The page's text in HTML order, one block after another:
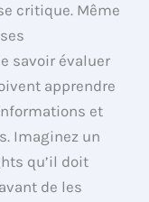
critique. Même
savoir évaluer
apprendre
et
Imaginez un
qu’il doit
de les